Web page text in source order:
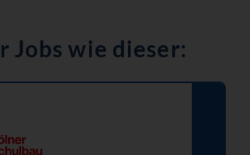
Jobs wie dieser: